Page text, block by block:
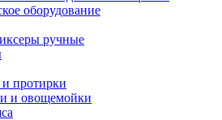
оборудование
ручные
протирки
и овощемойки